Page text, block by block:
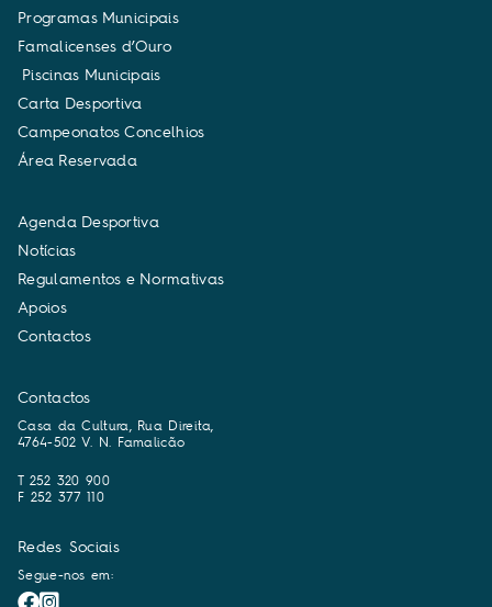
Programas Municipais
Famalicenses d’Ouro
Piscinas Municipais
Carta Desportiva
Campeonatos Concelhios
Área Reservada
Agenda Desportiva
Notícias
Regulamentos e Normativas
Apoios
Contactos
Contactos
Casa da Cultura, Rua Direita,
4764-502 V. N. Famalicão
T 252 320 900
F 252 377 110
Redes Sociais
Segue-nos em: